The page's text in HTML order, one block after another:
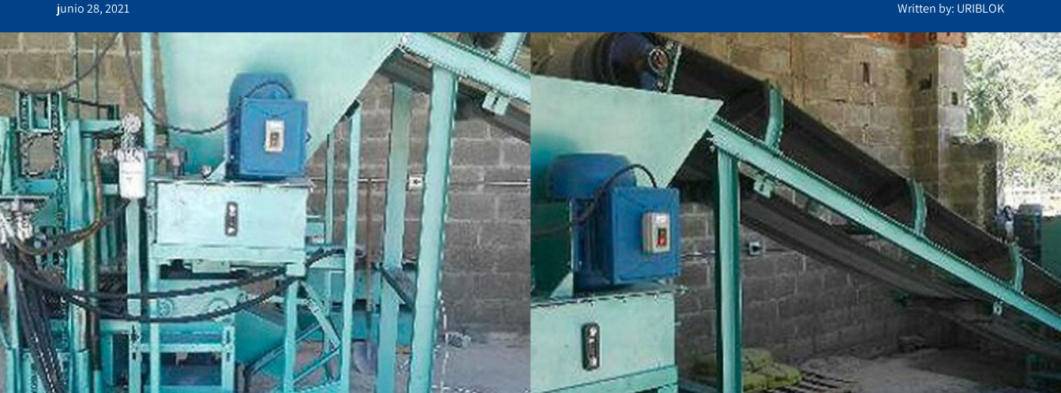
junio 28, 2021 Written by: URIBLOK